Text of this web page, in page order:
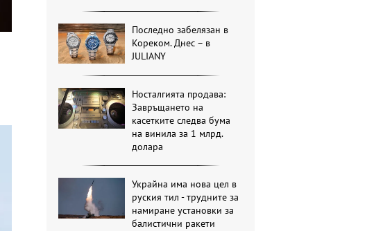
Последно забелязан в
Кореком. Днес – в
JULIANY
Носталгията продава:
Завръщането на
касетките следва бума
на винила за 1 млрд.
долара
Украйна има нова цел в
руския тил - трудните за
намиране установки за
балистични ракети